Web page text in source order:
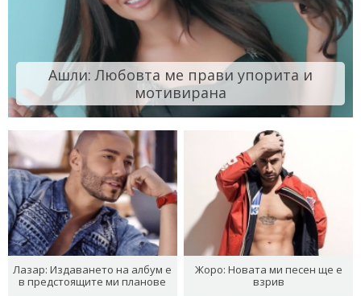
Ашли: Любовта ме прави упорита и
мотивирана
Лазар: Издаването на албум е
в предстоящите ми планове
Жоро: Новата ми песен ще е
взрив